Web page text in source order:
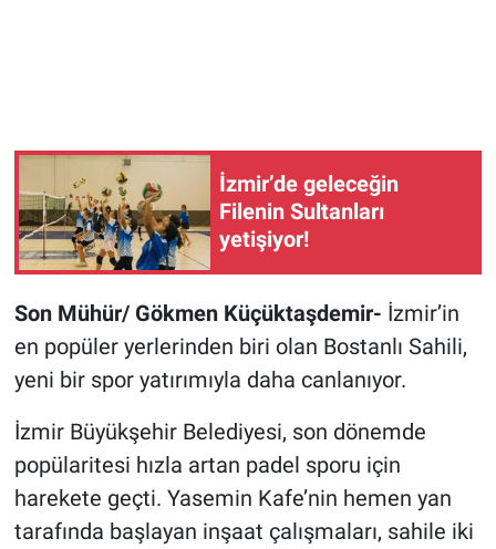
İzmir’de geleceğin
Filenin Sultanları
yetişiyor!
Son Mühür/ Gökmen Küçüktaşdemir- İzmir’in
en popüler yerlerinden biri olan Bostanlı Sahili,
yeni bir spor yatırımıyla daha canlanıyor.
İzmir Büyükşehir Belediyesi, son dönemde
popülaritesi hızla artan padel sporu için
harekete geçti. Yasemin Kafe’nin hemen yan
tarafında başlayan inşaat çalışmaları, sahile iki